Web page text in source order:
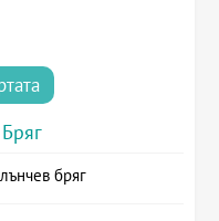
бряг